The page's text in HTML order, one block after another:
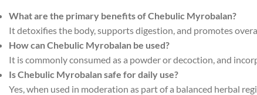
What are the primary benefits of Chebulic Myrobalan?
It detoxifies the body, supports digestion, and promotes
How can Chebulic Myrobalan be used?
It is commonly consumed as a powder or decoction, and
Is Chebulic Myrobalan safe for daily use?
Yes, when used in moderation as part of a balanced herbal